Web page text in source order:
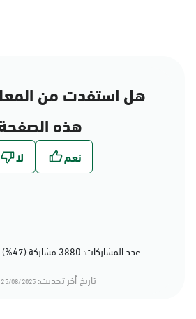
هل استفدت من
هذه
عدد المشاركات: 3880 مشاركة (47%) أعجبهم المحتوى
تاريخ أخر تحديث: 25/08/2025 11:08